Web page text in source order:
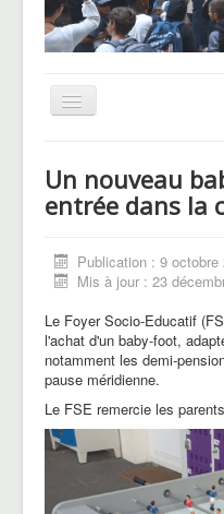
Basculer
la
CHAM
Voyages et sorties
Un nouveau
entrée dans la
Publication : 9 octobre
Mis à jour : 23
Le Foyer Socio-Educatif
l'achat d'un baby-foot,
notamment les demi-
pause méridienne.
Le FSE remercie les